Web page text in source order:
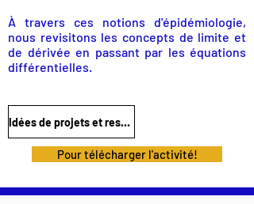
À travers ces notions d'épidémiologie,
nous revisitons les concepts de limite et
de dérivée en passant par les équations
différentielles.
Idées de projets et ressources!
Pour télécharger l'activité!